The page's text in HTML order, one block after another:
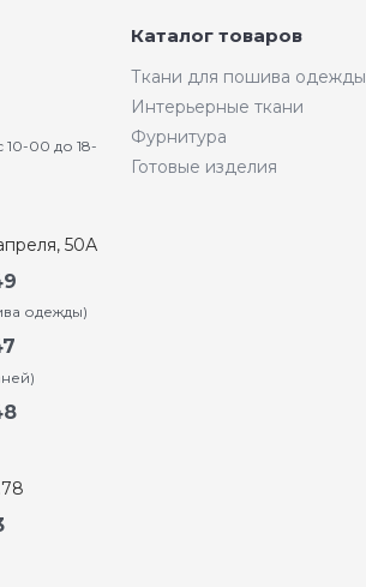
10-00 до 18-
50А
одежды)
Каталог товаров
Ткани для пошива одежды
Интерьерные ткани
Фурнитура
Готовые изделия